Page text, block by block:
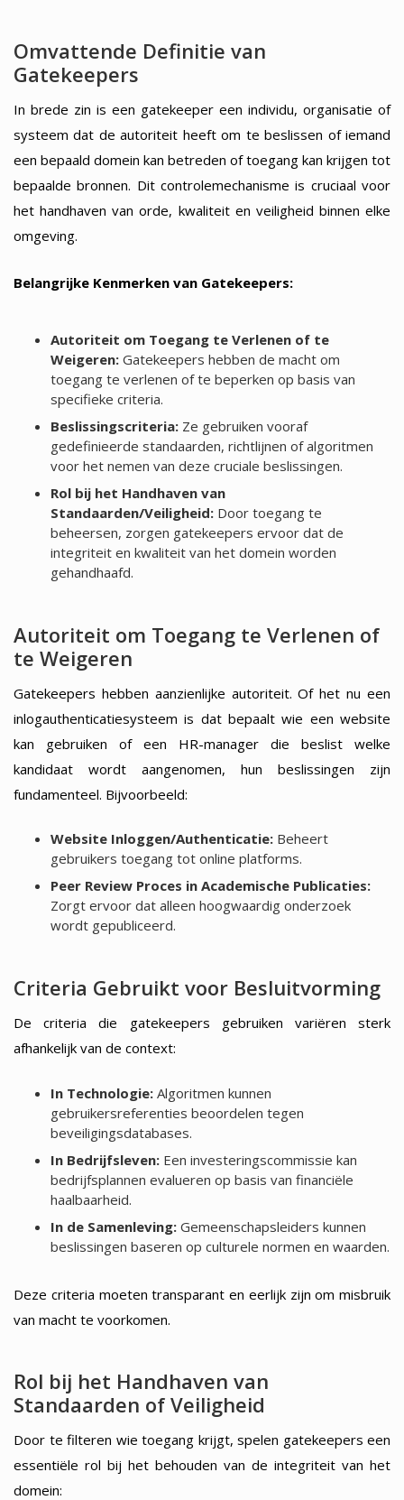
Omvattende Definitie van
Gatekeepers
In brede zin is een gatekeeper een individu, organisatie of
systeem dat de autoriteit heeft om te beslissen of iemand
een bepaald domein kan betreden of toegang kan krijgen tot
bepaalde bronnen. Dit controlemechanisme is cruciaal voor
het handhaven van orde, kwaliteit en veiligheid binnen elke
omgeving.
Belangrijke Kenmerken van Gatekeepers:
Autoriteit om Toegang te Verlenen of te
Weigeren:Gatekeepers hebben de macht om
toegang te verlenen of te beperken op basis van
specifieke criteria.
Beslissingscriteria:Ze gebruiken vooraf
gedefinieerde standaarden, richtlijnen of algoritmen
voor het nemen van deze cruciale beslissingen.
Rol bij het Handhaven van
Standaarden/Veiligheid:Door toegang te
beheersen, zorgen gatekeepers ervoor dat de
integriteit en kwaliteit van het domein worden
gehandhaafd.
Autoriteit om Toegang te Verlenen of
te Weigeren
Gatekeepers hebben aanzienlijke autoriteit. Of het nu een
inlogauthenticatiesysteem is dat bepaalt wie een website
kan gebruiken of een HR-manager die beslist welke
kandidaat wordt aangenomen, hun beslissingen zijn
fundamenteel. Bijvoorbeeld:
Website Inloggen/Authenticatie:Beheert
gebruikers toegang tot online platforms.
Peer Review Proces in Academische Publicaties:
Zorgt ervoor dat alleen hoogwaardig onderzoek
wordt gepubliceerd.
Criteria Gebruikt voor Besluitvorming
De criteria die gatekeepers gebruiken variëren sterk
afhankelijk van de context:
In Technologie:Algoritmen kunnen
gebruikersreferenties beoordelen tegen
beveiligingsdatabases.
In Bedrijfsleven:Een investeringscommissie kan
bedrijfsplannen evalueren op basis van financiële
haalbaarheid.
In de Samenleving:Gemeenschapsleiders kunnen
beslissingen baseren op culturele normen en waarden.
Deze criteria moeten transparant en eerlijk zijn om misbruik
van macht te voorkomen.
Rol bij het Handhaven van
Standaarden of Veiligheid
Door te filteren wie toegang krijgt, spelen gatekeepers een
essentiële rol bij het behouden van de integriteit van het
domein: